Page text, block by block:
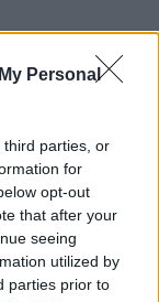
Personal
third parties, or
for
opt-out
that after your
seeing
utilized by
parties prior to